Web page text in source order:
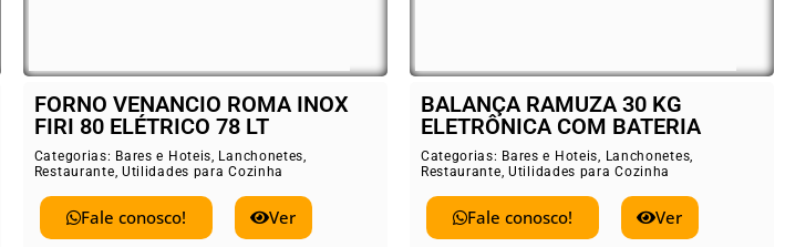
FORNO VENANCIO ROMA INOX
FIRI 80 ELÉTRICO 78 LT
Categorias: Bares e Hoteis, Lanchonetes,
Restaurante, Utilidades para Cozinha
Fale conosco! Ver
BALANÇA RAMUZA 30 KG
ELETRÔNICA COM BATERIA
Categorias: Bares e Hoteis, Lanchonetes,
Restaurante, Utilidades para Cozinha
Fale conosco! Ver